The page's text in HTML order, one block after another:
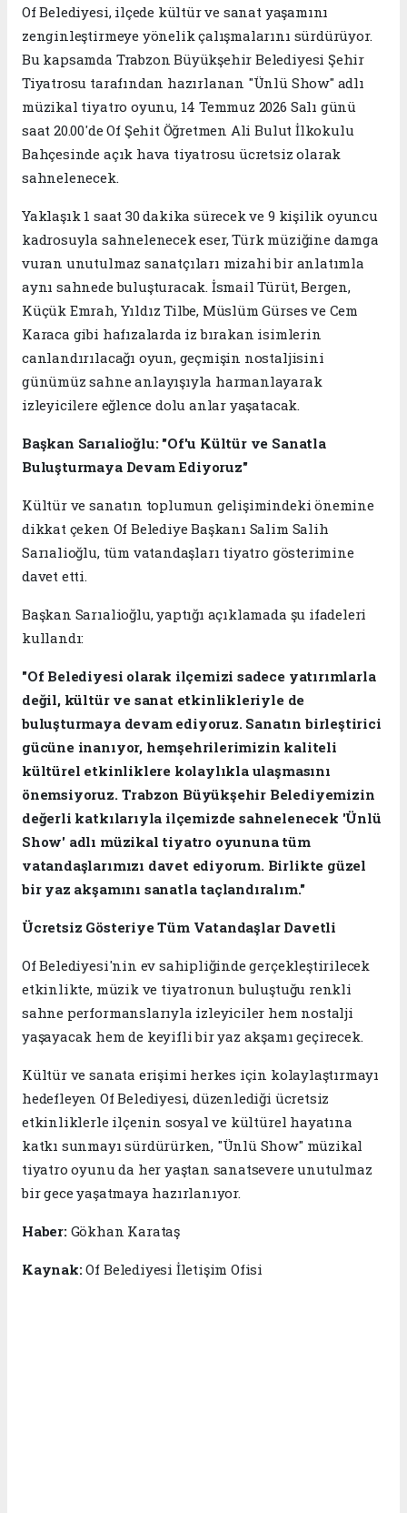
Of Belediyesi, ilçede kültür ve sanat yaşamını
zenginleştirmeye yönelik çalışmalarını sürdürüyor.
Bu kapsamda Trabzon Büyükşehir Belediyesi Şehir
Tiyatrosu tarafından hazırlanan "Ünlü Show" adlı
müzikal tiyatro oyunu, 14 Temmuz 2026 Salı günü
saat 20.00'de Of Şehit Öğretmen Ali Bulut İlkokulu
Bahçesinde açık hava tiyatrosu ücretsiz olarak
sahnelenecek.
Yaklaşık 1 saat 30 dakika sürecek ve 9 kişilik oyuncu
kadrosuyla sahnelenecek eser, Türk müziğine damga
vuran unutulmaz sanatçıları mizahi bir anlatımla
aynı sahnede buluşturacak. İsmail Türüt, Bergen,
Küçük Emrah, Yıldız Tilbe, Müslüm Gürses ve Cem
Karaca gibi hafızalarda iz bırakan isimlerin
canlandırılacağı oyun, geçmişin nostaljisini
günümüz sahne anlayışıyla harmanlayarak
izleyicilere eğlence dolu anlar yaşatacak.
Başkan Sarıalioğlu: "Of'u Kültür ve Sanatla
Buluşturmaya Devam Ediyoruz"
Kültür ve sanatın toplumun gelişimindeki önemine
dikkat çeken Of Belediye Başkanı Salim Salih
Sarıalioğlu, tüm vatandaşları tiyatro gösterimine
davet etti.
Başkan Sarıalioğlu, yaptığı açıklamada şu ifadeleri
kullandı:
"Of Belediyesi olarak ilçemizi sadece yatırımlarla
değil, kültür ve sanat etkinlikleriyle de
buluşturmaya devam ediyoruz. Sanatın birleştirici
gücüne inanıyor, hemşehrilerimizin kaliteli
kültürel etkinliklere kolaylıkla ulaşmasını
önemsiyoruz. Trabzon Büyükşehir Belediyemizin
değerli katkılarıyla ilçemizde sahnelenecek 'Ünlü
Show' adlı müzikal tiyatro oyununa tüm
vatandaşlarımızı davet ediyorum. Birlikte güzel
bir yaz akşamını sanatla taçlandıralım."
Ücretsiz Gösteriye Tüm Vatandaşlar Davetli
Of Belediyesi'nin ev sahipliğinde gerçekleştirilecek
etkinlikte, müzik ve tiyatronun buluştuğu renkli
sahne performanslarıyla izleyiciler hem nostalji
yaşayacak hem de keyifli bir yaz akşamı geçirecek.
Kültür ve sanata erişimi herkes için kolaylaştırmayı
hedefleyen Of Belediyesi, düzenlediği ücretsiz
etkinliklerle ilçenin sosyal ve kültürel hayatına
katkı sunmayı sürdürürken, "Ünlü Show" müzikal
tiyatro oyunu da her yaştan sanatsevere unutulmaz
bir gece yaşatmaya hazırlanıyor.
Haber:Gökhan Karataş
Kaynak:Of Belediyesi İletişim Ofisi